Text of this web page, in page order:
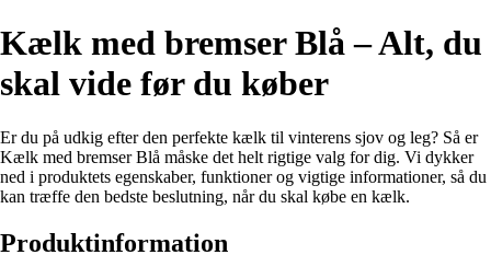
Kælk med bremser Blå – Alt, du
skal vide før du køber
Er du på udkig efter den perfekte kælk til vinterens sjov og leg? Så er
Kælk med bremser Blå måske det helt rigtige valg for dig. Vi dykker
ned i produktets egenskaber, funktioner og vigtige informationer, så du
kan træffe den bedste beslutning, når du skal købe en kælk.
Produktinformation